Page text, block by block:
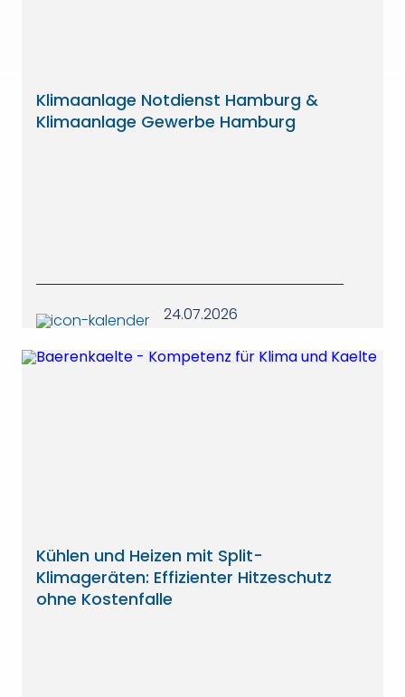
Klimaanlage Notdienst Hamburg &
Klimaanlage Gewerbe Hamburg
24.07.2026
Kühlen und Heizen mit Split-
Klimageräten: Effizienter Hitzeschutz
ohne Kostenfalle